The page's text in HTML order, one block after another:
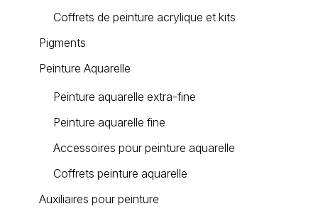
Coffrets de peinture acrylique et kits
Pigments
Peinture Aquarelle
Peinture aquarelle extra-fine
Peinture aquarelle fine
Accessoires pour peinture aquarelle
Coffrets peinture aquarelle
Auxiliaires pour peinture